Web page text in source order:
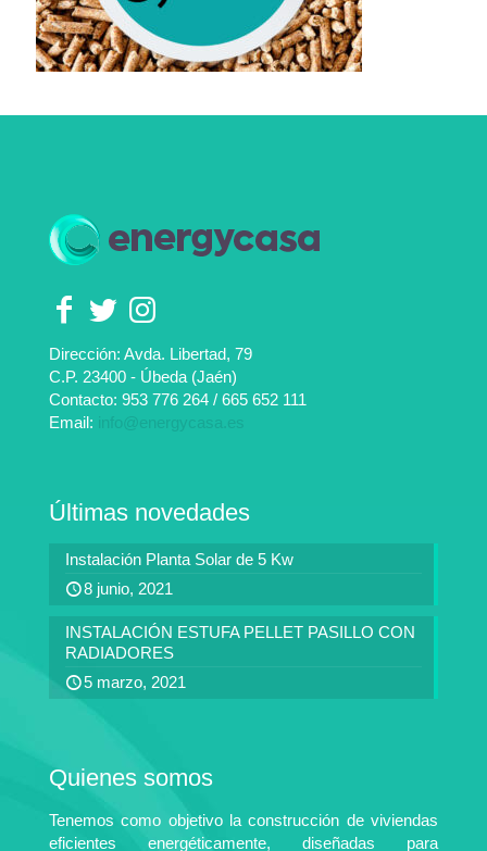
Dirección: Avda. Libertad, 79
C.P. 23400 - Úbeda (Jaén)
Contacto: 953 776 264 / 665 652 111
Email:
Últimas novedades
Instalación Planta Solar de 5 Kw
8 junio, 2021
INSTALACIÓN ESTUFA PELLET PASILLO CON
RADIADORES
5 marzo, 2021
Quienes somos
Tenemos como objetivo la construcción de viviendas
eficientes energéticamente, diseñadas para